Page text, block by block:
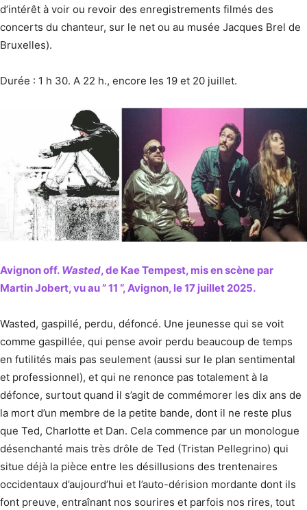
d’intérêt à voir ou revoir des enregistrements filmés des
concerts du chanteur, sur le net ou au musée Jacques Brel de
Bruxelles).
Durée : 1 h 30. A 22 h., encore les 19 et 20 juillet.
Avignon off. Wasted, de Kae Tempest, mis en scène par
Martin Jobert, vu au ” 11 “, Avignon, le 17 juillet 2025.
Wasted, gaspillé, perdu, défoncé. Une jeunesse qui se voit
comme gaspillée, qui pense avoir perdu beaucoup de temps
en futilités mais pas seulement (aussi sur le plan sentimental
et professionnel), et qui ne renonce pas totalement à la
défonce, surtout quand il s’agit de commémorer les dix ans de
la mort d’un membre de la petite bande, dont il ne reste plus
que Ted, Charlotte et Dan. Cela commence par un monologue
désenchanté mais très drôle de Ted (Tristan Pellegrino) qui
situe déjà la pièce entre les désillusions des trentenaires
occidentaux d’aujourd’hui et l’auto-dérision mordante dont ils
font preuve, entraînant nos sourires et parfois nos rires, tout